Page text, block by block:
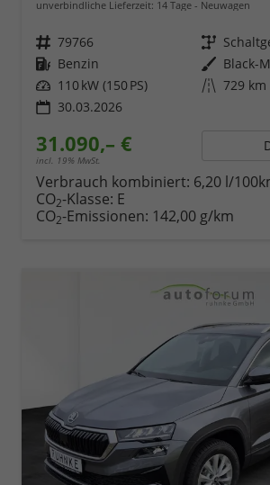
unverbindliche Lieferzeit: 14 Tage Neuwagen
Fahrzeugnr. 79766 Getriebe
Kraftstoff Benzin Außenfarbe Black-
Leistung 110 kW (150 PS) Kilometerstand 729 km
30.03.2026
31.090,– €
incl. 19% MwSt.
Verbrauch kombiniert: 6,20 l/
CO2-Klasse: E
CO2-Emissionen: 142,00 g/km